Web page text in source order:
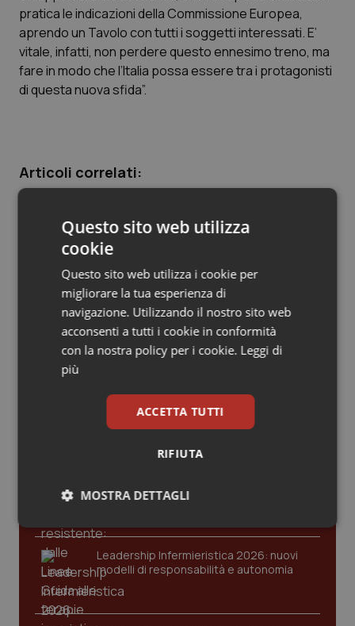
Provincia Autonoma di Trento
Puglia
Toscana
Umbria
Valle D’Aosta
Veneto
Ipertensione & Scompenso
Malattie rare
Obesità
Oftalmologia
Oncodermatologia
Oncoematologia
Oncologia & Nutrizione
Psoriasi & pelle
Quotidiano Pediatria
Rene & patologie urogenitali
pratica le indicazioni della Commissione Europea,
aprendo un Tavolo con tutti i soggetti interessati. E’
vitale, infatti, non perdere questo ennesimo treno, ma
fare in modo che l’Italia possa essere tra i protagonisti
di questa nuova sfida”.
Articoli correlati:
sostenibile
14 Febbraio 2012
© Riproduzione riservata
Ultime analisi e review da QS Pro
Gold
Cloud sanitario: infrastrutture,
compliance, GDPR e Risk management
dalle Linee Guida alle terapie innovative
Leadership Infermieristica 2026: nuovi
modelli di responsabilità e autonomia
Questo sito web utilizza
cookie
Questo sito web utilizza i cookie per
migliorare la tua esperienza di
navigazione. Utilizzando il nostro sito web
acconsenti a tutti i cookie in conformità
con la nostra policy per i cookie. Leggi di
più
ACCETTA TUTTI
RIFIUTA
MOSTRA DETTAGLI
Necessari Statistici Marketing